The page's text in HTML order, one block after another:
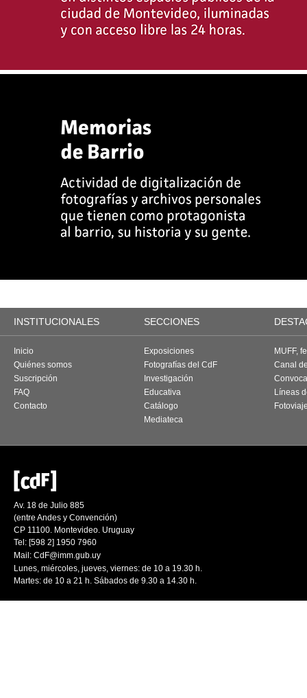
INSTITUCIONALES SECCIONES
Inicio
Quiénes somos
Suscripción
FAQ
Contacto
Exposiciones
Fotografías del CdF
Investigación
Educativa
Catálogo
Mediateca
MUFF,
Canal
Líneas
Av. 18 de Julio 885
(entre Andes y Convención)
CP 11100. Montevideo. Uruguay
Tel: [598 2] 1950 7960
Mail: CdF@imm.gub.uy
Lunes, miércoles, jueves, viernes: de 10 a 19.30 h.
Martes: de 10 a 21 h. Sábados de 9.30 a 14.30 h.